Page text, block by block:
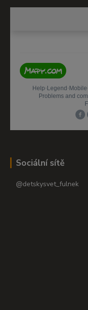
Sociální sítě
@detskysvet_fulnek